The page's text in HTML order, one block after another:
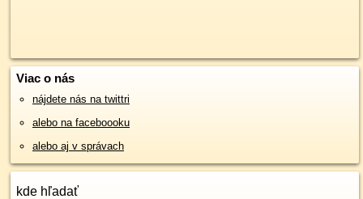
Viac o nás
nájdete nás na twittri
alebo na faceboooku
alebo aj v správach
kde hľadať